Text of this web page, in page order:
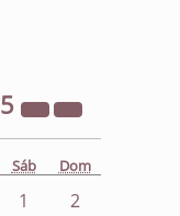
Sáb Dom
1
2